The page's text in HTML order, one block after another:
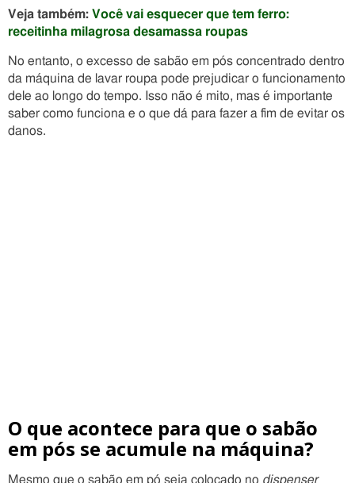
Veja também: Você vai esquecer que tem ferro:
receitinha milagrosa desamassa roupas
No entanto, o excesso de sabão em pós concentrado dentro
da máquina de lavar roupa pode prejudicar o funcionamento
dele ao longo do tempo. Isso não é mito, mas é importante
saber como funciona e o que dá para fazer a fim de evitar os
danos.
O que acontece para que o sabão
em pós se acumule na máquina?
Mesmo que o sabão em pó seja colocado no dispenser